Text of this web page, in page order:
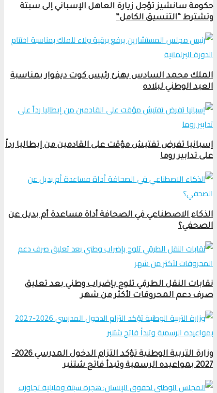
حكومة سانشيز تؤجل زيارة العاهل الإسباني إلى سبتة
وتشترط “التنسيق الكامل”
الملك محمد السادس يهنئ رئيس كوت ديفوار بمناسبة
العيد الوطني لبلاده
إسبانيا تفرض تفتيش مؤقت على القادمين من إيطاليا رداً
على تدابير روما
الذكاء الاصطناعي في الصحافة أداة مساعدة أم بديل عن
الصحفي؟
نقابات النقل الطرقي تلوح بإضراب وطني بعد تعليق
صرف دعم المحروقات لأكثر من شهر
وزارة التربية الوطنية تؤكد التزام الدخول المدرسي 2026-
2027 بمواعيده الرسمية وتبدأ فاتح شتنبر